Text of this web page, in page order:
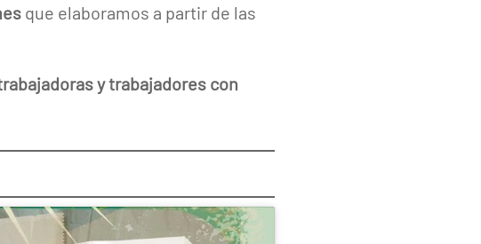
que elaboramos a partir de las
y trabajadores con